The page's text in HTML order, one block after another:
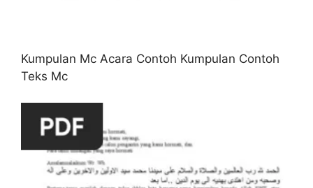
Kumpulan Mc Acara Contoh Kumpulan Contoh
Teks Mc